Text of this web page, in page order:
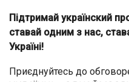
Підтримай українский
ставай одним з нас,
Україні!
Приєднуйтесь до